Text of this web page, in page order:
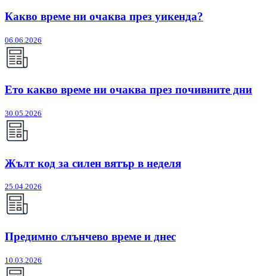
Какво време ни очаква през уикенда?
06.06.2026
Ето какво време ни очаква през почивните дни
30.05.2026
Жълт код за силен вятър в неделя
25.04.2026
Предимно слънчево време и днес
10.03.2026